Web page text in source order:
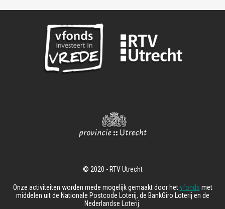
Onze activiteiten worden mede mogelijk gemaakt door hetvfonds met
middelen uit de Nationale Postcode Loterij, de BankGiro Loterij en de
Nederlandse Loterij.